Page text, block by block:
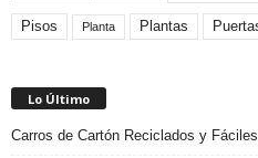
Pisos Planta Plantas
Lo Último
Carros de Cartón Reciclados y